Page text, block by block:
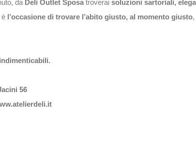
da Delì Outlet Sposa troverai soluzioni sartoriali,
è l’occasione di trovare l’abito giusto, al momento giusto
56